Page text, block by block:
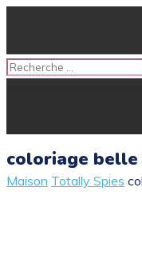
coloriage
Maison Totally Spies